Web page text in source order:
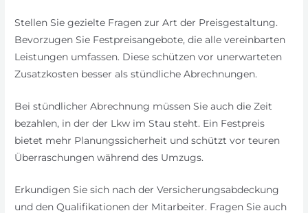
Stellen Sie gezielte Fragen zur Art der Preisgestaltung.
Bevorzugen Sie Festpreisangebote, die alle vereinbarten
Leistungen umfassen. Diese schützen vor unerwarteten
Zusatzkosten besser als stündliche Abrechnungen.
Bei stündlicher Abrechnung müssen Sie auch die Zeit
bezahlen, in der der Lkw im Stau steht. Ein Festpreis
bietet mehr Planungssicherheit und schützt vor teuren
Überraschungen während des Umzugs.
Erkundigen Sie sich nach der Versicherungsabdeckung
und den Qualifikationen der Mitarbeiter. Fragen Sie auch